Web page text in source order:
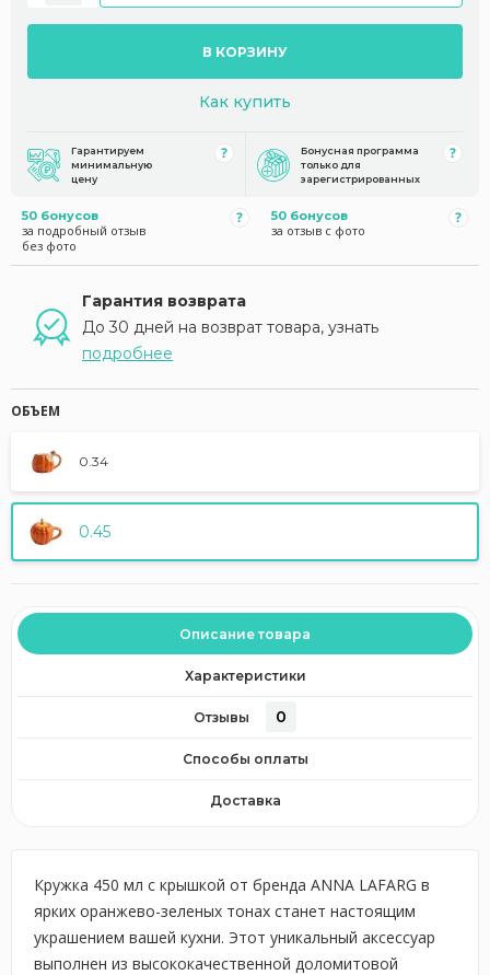
В КОРЗИНУ
Как купить
Гарантируем
минимальную
цену
Бонусная программа
только для
зарегистрированных
50 бонусов
за подробный отзыв
без фото
50 бонусов
за отзыв с фото
Гарантия возврата
До 30 дней на возврат товара, узнать
подробнее
ОБЪЕМ
0.34
0.45
Описание товара
Характеристики
Отзывы 0
Способы оплаты
Доставка
Кружка 450 мл с крышкой от бренда ANNA LAFARG в
ярких оранжево-зеленых тонах станет настоящим
украшением вашей кухни. Этот уникальный аксессуар
выполнен из высококачественной доломитовой